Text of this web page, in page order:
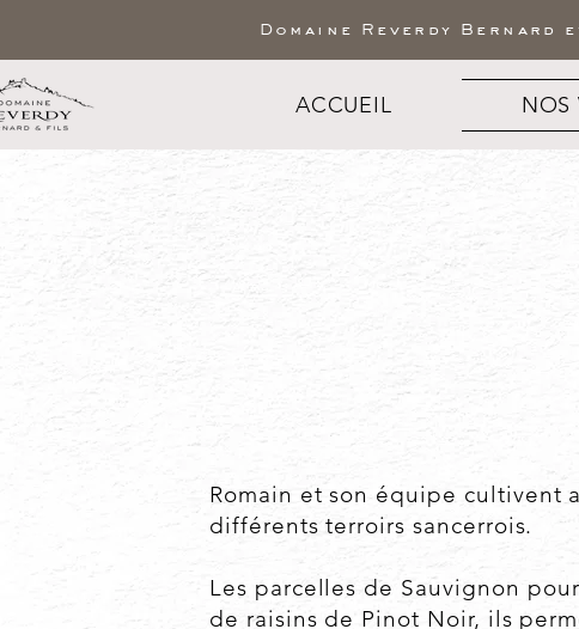
Domaine Reverdy Bernard
ACCUEIL NOS
Romain et son équipe cultivent
différents terroirs sancerrois.
Les parcelles de Sauvignon
de raisins de Pinot Noir, ils